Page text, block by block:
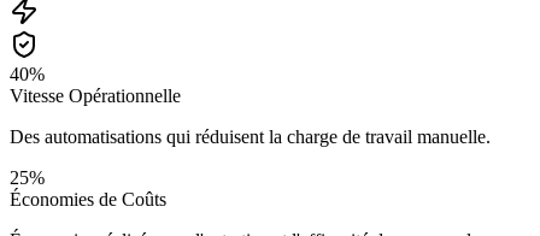
40%
Vitesse Opérationnelle
Des automatisations qui réduisent la charge de travail manuelle.
25%
Économies de Coûts